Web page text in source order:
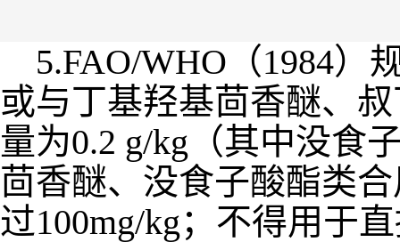
5.FAO/WHO（1984）
或与丁基羟基茴香醚、
量为0.2 g/kg（其中没食
茴香醚、没食子酸酯类
过100mg/kg；不得用于